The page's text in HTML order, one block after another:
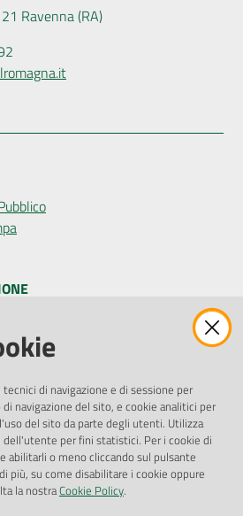
Ravenna (RA)
di navigazione e di sessione per
navigazione del sito, e cookie analitici per
del sito da parte degli utenti. Utilizza
dell'utente per fini statistici. Per i cookie di
abilitarli o meno cliccando sul pulsante
più, su come disabilitare i cookie oppure
la nostraCookie Policy.